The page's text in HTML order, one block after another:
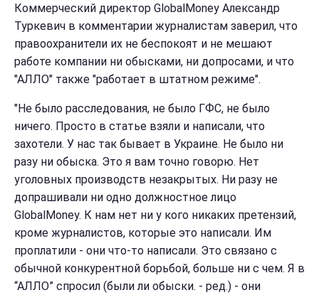
Коммерческий директор GlobalMoney Александр
Туркевич в комментарии журналистам заверил, что
правоохранители их не беспокоят и не мешают
работе компании ни обысками, ни допросами, и что
"АЛЛО" также "работает в штатном режиме".
"Не было расследования, не было ГФС, не было
ничего. Просто в статье взяли и написали, что
захотели. У нас так бывает в Украине. Не было ни
разу ни обыска. Это я вам точно говорю. Нет
уголовных производств незакрытых. Ни разу не
допрашивали ни одно должностное лицо
GlobalMoney. К нам нет ни у кого никаких претензий,
кроме журналистов, которые это написали. Им
проплатили - они что-то написали. Это связано с
обычной конкурентной борьбой, больше ни с чем. Я в
“АЛЛО” спросил (были ли обыски. - ред.) - они